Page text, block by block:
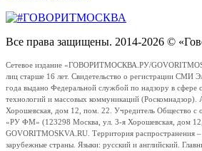
Все права защищены. 2014-2026 ©
Сетевое издание «ГОВОРИТМОСКВА.РУ/
лиц старше 16 лет. Свидетельство о регистрации СМИ
года выдано Федеральной службой по надзору в сфере
технологий и массовых коммуникаций
Хорошевская, дом 12, пом. 22. Учредитель Общество с
«РУ ФМ» (123298 Москва, ул. 3-я Хорошевская, дом
GOVORITMOSKVA.RU. Территория распространения
зарубежные страны. Языки: русский и английский.